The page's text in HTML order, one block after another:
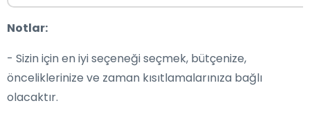
Notlar:
- Sizin için en iyi seçeneği seçmek, bütçenize,
önceliklerinize ve zaman kısıtlamalarınıza bağlı
olacaktır.